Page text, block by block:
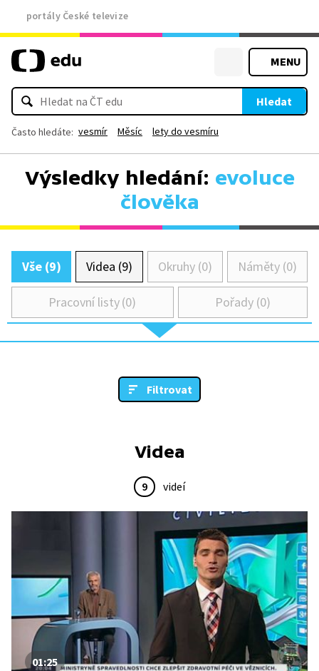
portály České televize
MENU
Hledat
Často hledáte: vesmír Měsíc lety do vesmíru
Výsledky hledání: evoluce
člověka
Vše (9) Videa (9) Okruhy (0) Náměty (0)
Pracovní listy (0) Pořady (0)
Filtrovat
Videa
9 videí
01:25